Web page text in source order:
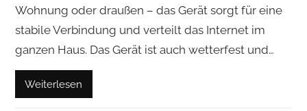
Wohnung oder draußen – das Gerät sorgt für eine
stabile Verbindung und verteilt das Internet im
ganzen Haus. Das Gerät ist auch wetterfest und…
Weiterlesen